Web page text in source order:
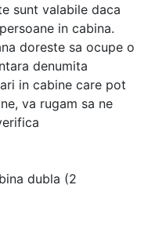
sunt valabile daca
in cabina.
doreste sa ocupe o
denumita
in cabine care pot
va rugam sa ne
dubla (2